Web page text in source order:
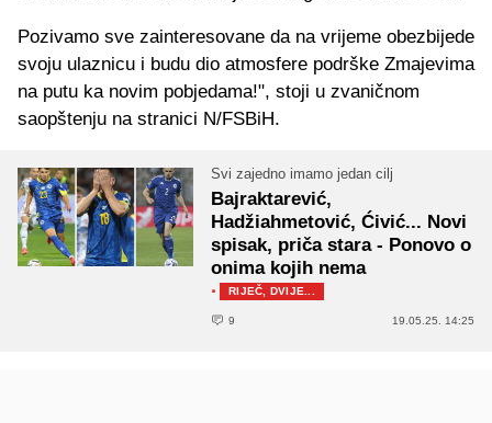
Pozivamo sve zainteresovane da na vrijeme obezbijede
svoju ulaznicu i budu dio atmosfere podrške Zmajevima
na putu ka novim pobjedama!", stoji u zvaničnom
saopštenju na stranici N/FSBiH.
Svi zajedno imamo jedan cilj
Bajraktarević,
Hadžiahmetović, Ćivić... Novi
spisak, priča stara - Ponovo o
onima kojih nema
· RIJEČ, DVIJE...
9 19.05.25. 14:25